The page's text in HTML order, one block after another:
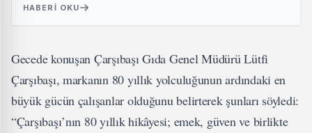
HABERI OKU
Gecede konuşan Çarşıbaşı Gıda Genel Müdürü Lütfi
Çarşıbaşı, markanın 80 yıllık yolculuğunun ardındaki en
büyük gücün çalışanlar olduğunu belirterek şunları söyledi:
“Çarşıbaşı’nın 80 yıllık hikâyesi; emek, güven ve birlikte